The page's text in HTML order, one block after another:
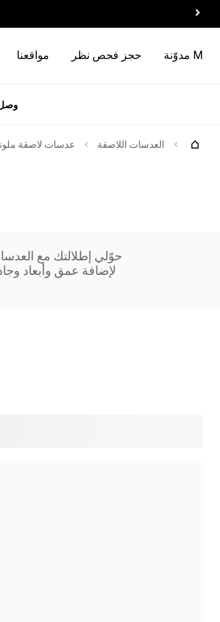
M مدوّنة حجز فحص نظر مواقعنا
وصل
العدسات اللاصقة عدسات لاصقة
حوّلي إطلالتك مع
لإضافة عمق وأبعاد